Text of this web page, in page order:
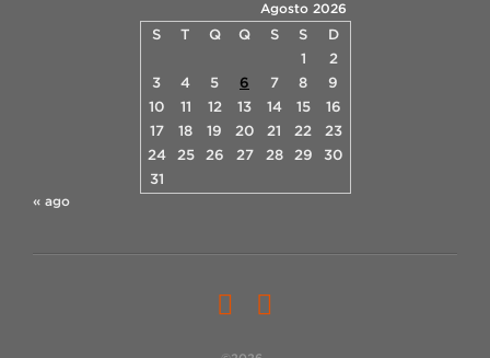
Agosto 2026
S T Q Q S S
D
1
2
3
4 5 6 7 8
9
10
11 12 13 14 15
16
17
18 19 20 21 22
23
24
25 26 27 28 29
30
31
« ago